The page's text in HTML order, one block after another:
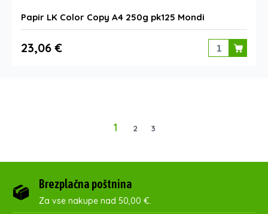
Papir LK Color Copy A4 250g pk125 Mondi
23,06 €
1 2 3
Brezplačna poštnina
Za vse nakupe nad 50,00 €.